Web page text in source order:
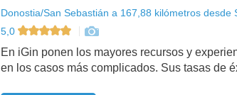
Donostia/San Sebastián a 167,88 kilómetros
5,0
En iGin ponen los mayores recursos y
en los casos más complicados. Sus tasas de